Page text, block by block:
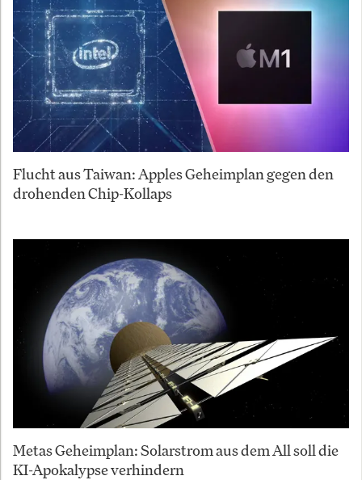
Flucht aus Taiwan: Apples Geheimplan gegen den
drohenden Chip-Kollaps
Metas Geheimplan: Solarstrom aus dem All soll die
KI-Apokalypse verhindern